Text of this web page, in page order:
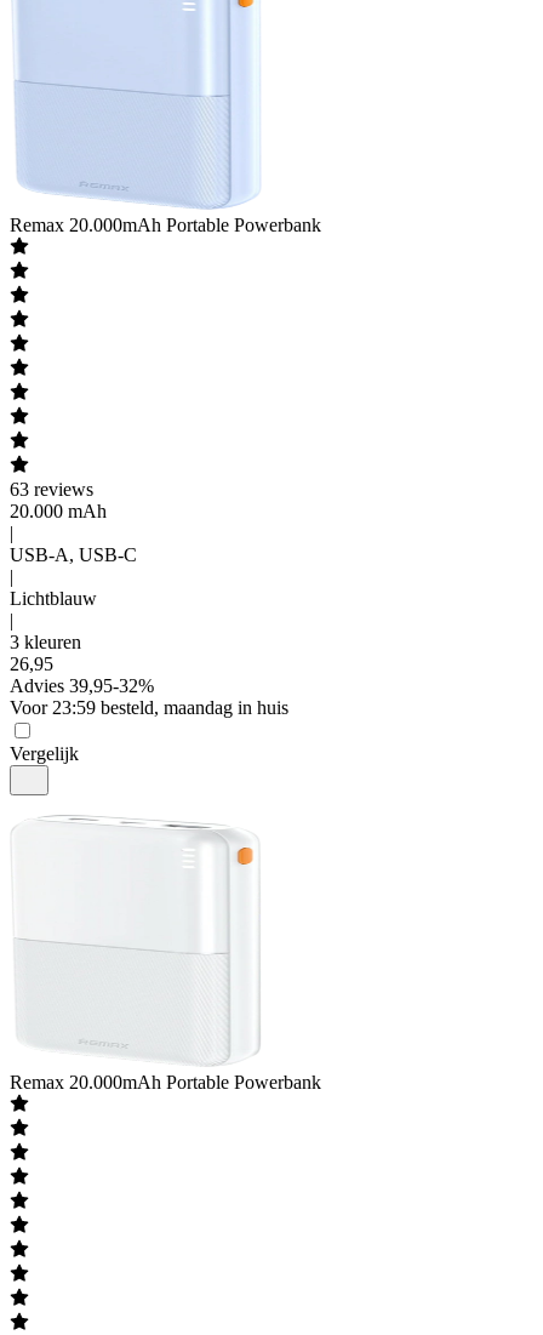
Remax 20.000mAh Portable Powerbank
63 reviews
20.000 mAh
|
USB-A, USB-C
|
Lichtblauw
|
3 kleuren
26,95
Advies 39,95-32%
Voor 23:59 besteld, maandag in huis
Vergelijk
Remax 20.000mAh Portable Powerbank